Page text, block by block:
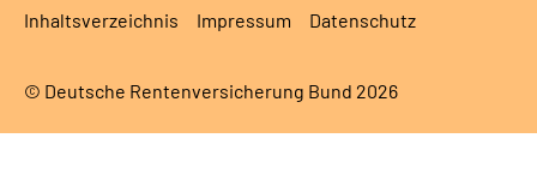
Inhaltsverzeichnis Impressum Datenschutz
© Deutsche Rentenversicherung Bund 2026